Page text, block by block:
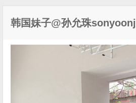
韩国妹子@孙允珠